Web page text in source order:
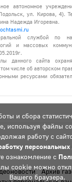
и сбора
используя файлы
работу с
ознакомление с
cookie можно
Вашего браузера.
автономное
ул. Кирова, 4).
Надежда Игоревна.
службой по
и массовых
данного сайта
числе об авторском
ресурсами
Архив